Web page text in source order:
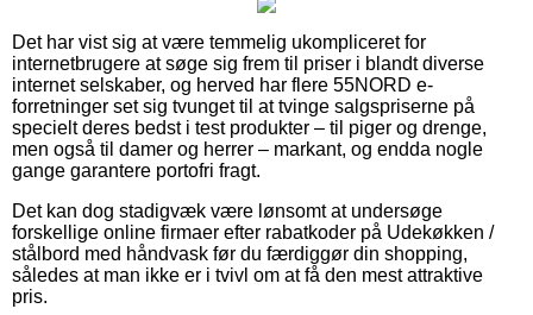
Det har vist sig at være temmelig ukompliceret for
internetbrugere at søge sig frem til priser i blandt diverse
internet selskaber, og herved har flere 55NORD e-
forretninger set sig tvunget til at tvinge salgspriserne på
specielt deres bedst i test produkter – til piger og drenge,
men også til damer og herrer – markant, og endda nogle
gange garantere portofri fragt.
Det kan dog stadigvæk være lønsomt at undersøge
forskellige online firmaer efter rabatkoder på Udekøkken /
stålbord med håndvask før du færdiggør din shopping,
således at man ikke er i tvivl om at få den mest attraktive
pris.